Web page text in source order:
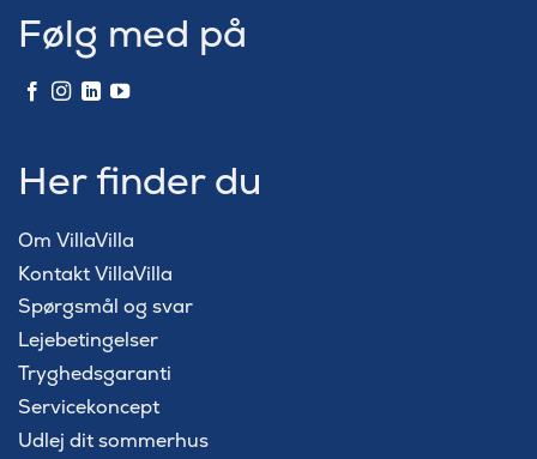
Følg med på
Her finder du
Om VillaVilla
Kontakt VillaVilla
Spørgsmål og svar
Lejebetingelser
Tryghedsgaranti
Servicekoncept
Udlej dit sommerhus